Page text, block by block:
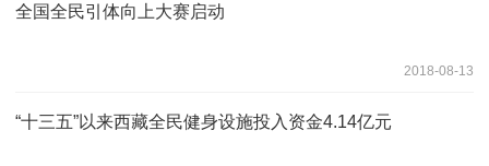
全国全民引体向上大赛启动
2018-08-13
“十三五”以来西藏全民健身设施投入资金4.14亿元